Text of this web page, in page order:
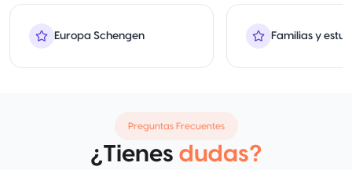
Europa Schengen Familias y
Preguntas Frecuentes
¿Tienes dudas?